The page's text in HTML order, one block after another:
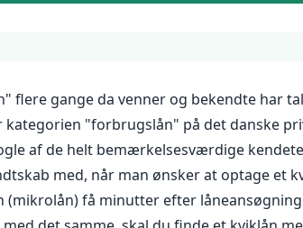
flere gange da venner og bekendte har
"forbrugslån" på det danske
af de helt bemærkelsesværdige
med, når man ønsker at optage et
(mikrolån) få minutter efter